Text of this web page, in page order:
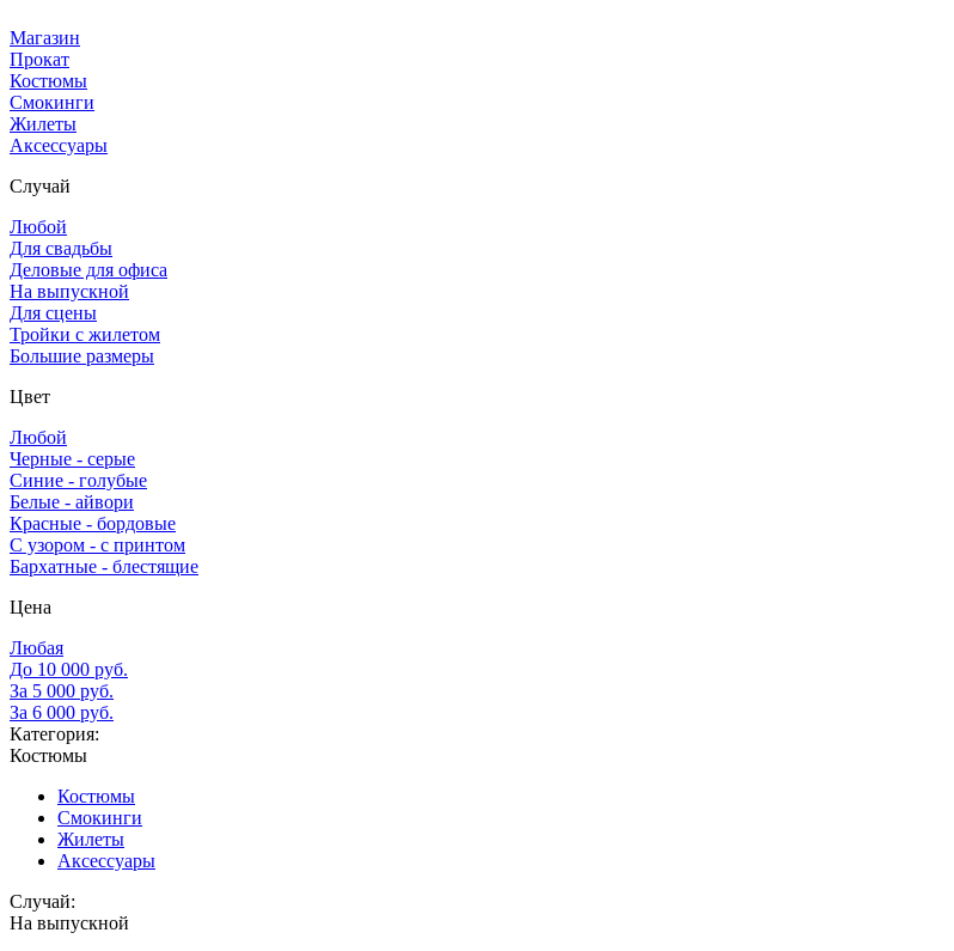
Магазин
Прокат
Костюмы
Смокинги
Жилеты
Аксессуары
Случай
Любой
Для свадьбы
Деловые для офиса
На выпускной
Для сцены
Тройки с жилетом
Большие размеры
Цвет
Любой
Черные - серые
Синие - голубые
Белые - айвори
Красные - бордовые
С узором - с принтом
Бархатные - блестящие
Цена
Любая
До 10 000 руб.
За 5 000 руб.
За 6 000 руб.
Категория:
Костюмы
Костюмы
Смокинги
Жилеты
Аксессуары
Случай:
На выпускной